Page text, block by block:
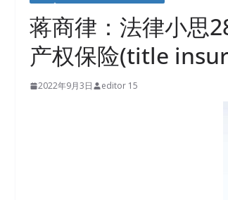
蒋商律：法律小思
产权保险(title
2022年9月3日 editor 15